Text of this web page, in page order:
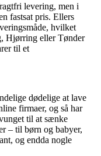
levering, men i
fastsat pris. Ellers
hvilket
Hjørring eller Tønder
til et
dødelige at lave
firmaer, og så har
til at sænke
– til børn og babyer,
og endda nogle